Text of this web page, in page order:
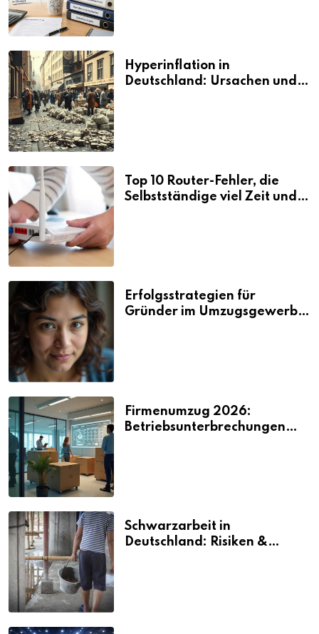
Hyperinflation in
Deutschland: Ursachen und
Top 10 Router-Fehler, die
Selbstständige viel Zeit und
Erfolgsstrategien für
Gründer im Umzugsgewerbe
Firmenumzug 2026:
Betriebsunterbrechungen
Schwarzarbeit in
Deutschland: Risiken &